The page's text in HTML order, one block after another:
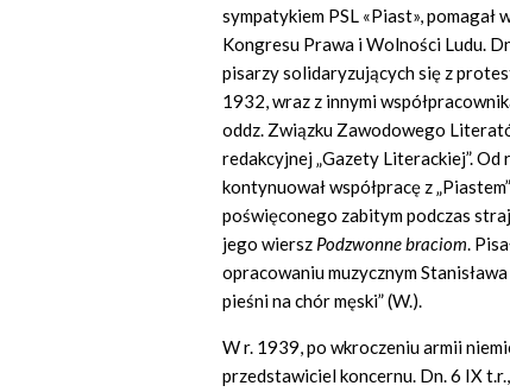
sympatykiem PSL «Piast»,
Kongresu Prawa i Wolności Ludu.
pisarzy solidaryzujących się z
1932, wraz z innymi
oddz. Związku Zawodowego
redakcyjnej „Gazety Literackiej”.
kontynuował współpracę z
poświęconego zabitym podczas
jego wiersz Podzwonne braciom.
opracowaniu muzycznym
pieśni na chór męski” (W.).
W r. 1939, po wkroczeniu armii
przedstawiciel koncernu. Dn. 6 IX